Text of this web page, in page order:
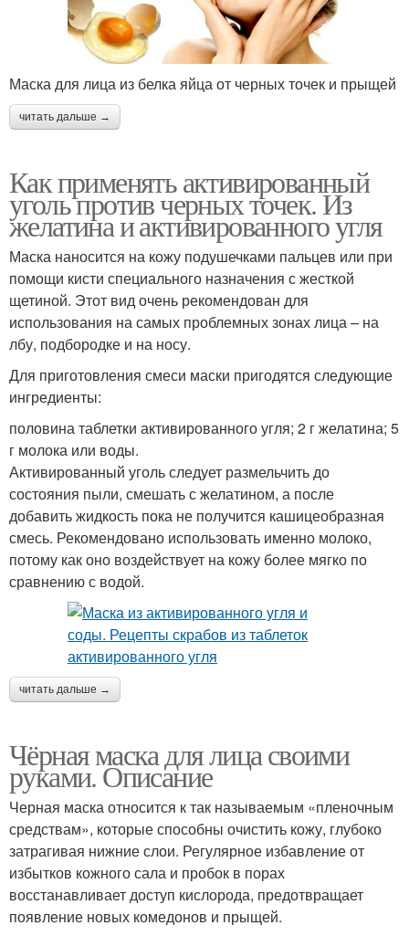
Маска для лица из белка яйца от черных точек и прыщей
читать дальше →
Как применять активированный
уголь против черных точек. Из
желатина и активированного угля
Маска наносится на кожу подушечками пальцев или при
помощи кисти специального назначения с жесткой
щетиной. Этот вид очень рекомендован для
использования на самых проблемных зонах лица – на
лбу, подбородке и на носу.
Для приготовления смеси маски пригодятся следующие
ингредиенты:
половина таблетки активированного угля; 2 г желатина; 5
г молока или воды.
Активированный уголь следует размельчить до
состояния пыли, смешать с желатином, а после
добавить жидкость пока не получится кашицеобразная
смесь. Рекомендовано использовать именно молоко,
потому как оно воздействует на кожу более мягко по
сравнению с водой.
читать дальше →
Чёрная маска для лица своими
руками. Описание
Черная маска относится к так называемым «пленочным
средствам», которые способны очистить кожу, глубоко
затрагивая нижние слои. Регулярное избавление от
избытков кожного сала и пробок в порах
восстанавливает доступ кислорода, предотвращает
появление новых комедонов и прыщей.